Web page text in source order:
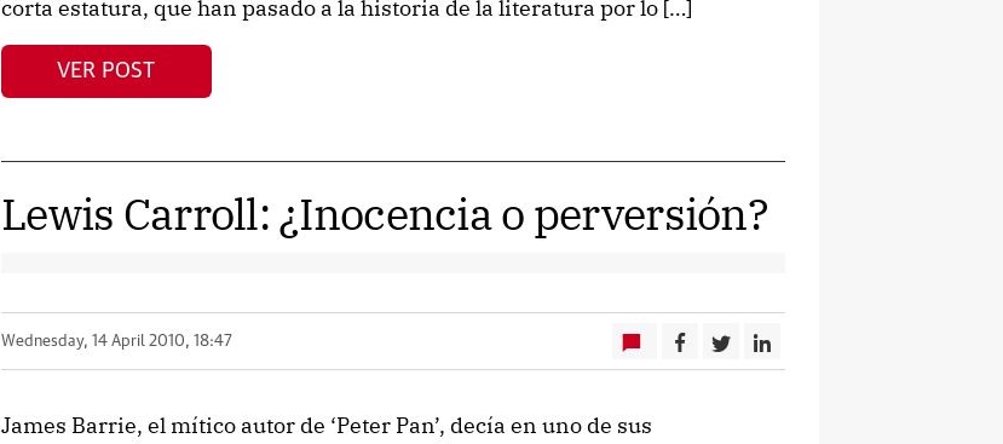
corta estatura, que han pasado a la historia de la literatura por lo […]
VER POST
Lewis Carroll: ¿Inocencia o perversión?
Wednesday, 14 April 2010, 18:47
James Barrie, el mítico autor de ‘Peter Pan’, decía en uno de sus